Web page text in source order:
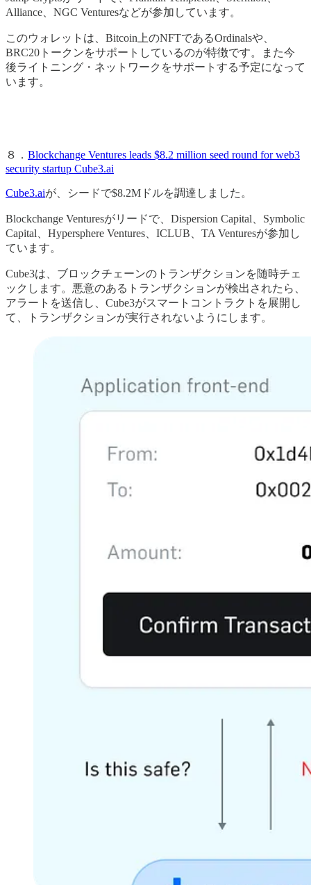
Alliance、NGC Venturesなどが参加しています。
このウォレットは、Bitcoin上のNFTであるOrdinalsや、
BRC20トークンをサポートしているのが特徴です。また今
後ライトニング・ネットワークをサポートする予定になって
います。
８． Blockchange Ventures leads $8.2 million seed round for web3
security startup Cube3.ai
Cube3.aiが、シードで$8.2Mドルを調達しました。
Blockchange Venturesがリードで、Dispersion Capital、Symbolic
Capital、Hypersphere Ventures、ICLUB、TA Venturesが参加し
ています。
Cube3は、ブロックチェーンのトランザクションを随時チェ
ックします。悪意のあるトランザクションが検出されたら、
アラートを送信し、Cube3がスマートコントラクトを展開し
て、トランザクションが実行されないようにします。